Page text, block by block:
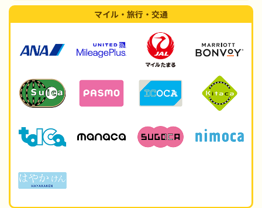
マイル・旅行・交通